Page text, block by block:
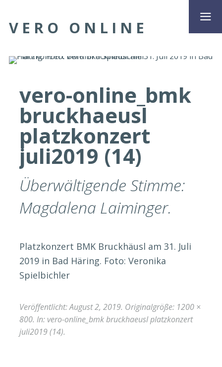
VERO ONLINE
vero-online_bmk
bruckhaeusl
platzkonzert
juli2019 (14)
Überwältigende Stimme:
Magdalena Laiminger.
Platzkonzert BMK Bruckhäusl am 31. Juli
2019 in Bad Häring. Foto: Veronika
Spielbichler
Veröffentlicht:August 2, 2019. Originalgröße: 1200 ×
800. In: vero-online_bmk bruckhaeusl platzkonzert
juli2019 (14).